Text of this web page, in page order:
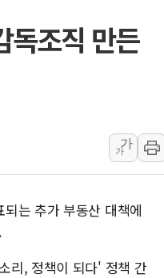
현대리바트, 원가 개선으
"세금 부담 덜자"…비거주
세금 부담 커진 고가 1주
[금/유가] 이란의 호르무
뉴욕증시, 유가·금리 부
이란, 오만과 호르무즈 해
[민주 당권주자 일정] 송영
李대통령, 오늘 오후 2시
[오늘의 정치일정] 8월 7일(
이란, 美·이스라엘 선박
독조직 만든
가
가
는 추가 부동산 대책에
리, 정책이 되다' 정책 간